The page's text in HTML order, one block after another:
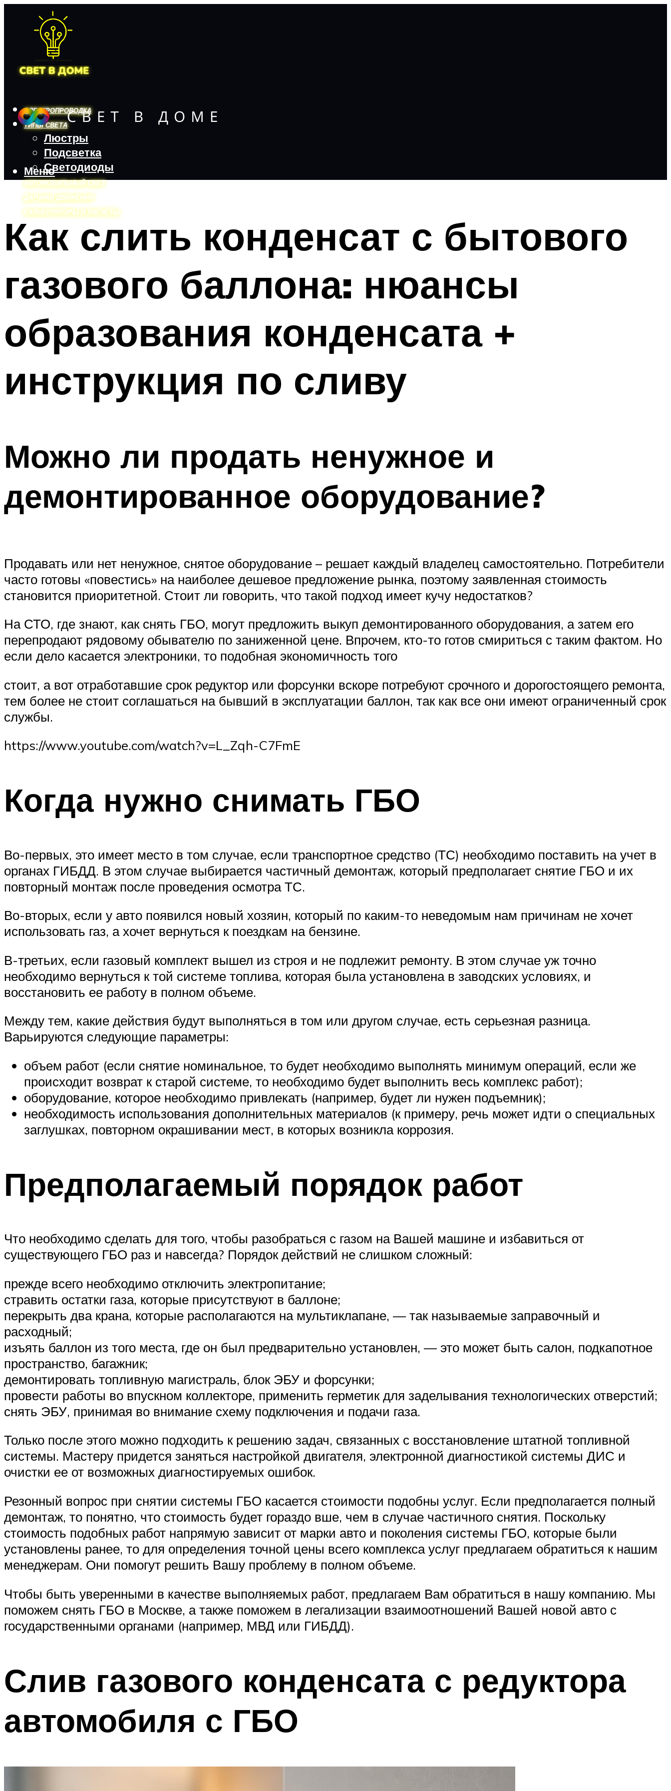
ЭЛЕКТРОПРОВОДКА
ТИПЫ СВЕТА
Люстры
Подсветка
Светодиоды
АВТОМОБИЛЬНЫЙ СВЕТ
ДАТЧИКИ ДВИЖЕНИЯ
КАЛЬКУЛЯТОРЫ И РАСЧЕТЫ
Меню
Меню
Как слить конденсат с бытового
газового баллона: нюансы
образования конденсата +
инструкция по сливу
Можно ли продать ненужное и
демонтированное оборудование?
Продавать или нет ненужное, снятое оборудование – решает каждый владелец самостоятельно. Потребители
часто готовы «повестись» на наиболее дешевое предложение рынка, поэтому заявленная стоимость
становится приоритетной. Стоит ли говорить, что такой подход имеет кучу недостатков?
На СТО, где знают, как снять ГБО, могут предложить выкуп демонтированного оборудования, а затем его
перепродают рядовому обывателю по заниженной цене. Впрочем, кто-то готов смириться с таким фактом. Но
если дело касается электроники, то подобная экономичность того
стоит, а вот отработавшие срок редуктор или форсунки вскоре потребуют срочного и дорогостоящего ремонта,
тем более не стоит соглашаться на бывший в эксплуатации баллон, так как все они имеют ограниченный срок
службы.
https://www.youtube.com/watch?v=L_Zqh-C7FmE
Когда нужно снимать ГБО
Во-первых, это имеет место в том случае, если транспортное средство (ТС) необходимо поставить на учет в
органах ГИБДД. В этом случае выбирается частичный демонтаж, который предполагает снятие ГБО и их
повторный монтаж после проведения осмотра ТС.
Во-вторых, если у авто появился новый хозяин, который по каким-то неведомым нам причинам не хочет
использовать газ, а хочет вернуться к поездкам на бензине.
В-третьих, если газовый комплект вышел из строя и не подлежит ремонту. В этом случае уж точно
необходимо вернуться к той системе топлива, которая была установлена в заводских условиях, и
восстановить ее работу в полном объеме.
Между тем, какие действия будут выполняться в том или другом случае, есть серьезная разница.
Варьируются следующие параметры:
объем работ (если снятие номинальное, то будет необходимо выполнять минимум операций, если же
происходит возврат к старой системе, то необходимо будет выполнить весь комплекс работ);
оборудование, которое необходимо привлекать (например, будет ли нужен подъемник);
необходимость использования дополнительных материалов (к примеру, речь может идти о специальных
заглушках, повторном окрашивании мест, в которых возникла коррозия.
Предполагаемый порядок работ
Что необходимо сделать для того, чтобы разобраться с газом на Вашей машине и избавиться от
существующего ГБО раз и навсегда? Порядок действий не слишком сложный:
прежде всего необходимо отключить электропитание;
стравить остатки газа, которые присутствуют в баллоне;
перекрыть два крана, которые располагаются на мультиклапане, — так называемые заправочный и
расходный;
изъять баллон из того места, где он был предварительно установлен, — это может быть салон, подкапотное
пространство, багажник;
демонтировать топливную магистраль, блок ЭБУ и форсунки;
провести работы во впускном коллекторе, применить герметик для заделывания технологических отверстий;
снять ЭБУ, принимая во внимание схему подключения и подачи газа.
Только после этого можно подходить к решению задач, связанных с восстановление штатной топливной
системы. Мастеру придется заняться настройкой двигателя, электронной диагностикой системы ДИС и
очистки ее от возможных диагностируемых ошибок.
Резонный вопрос при снятии системы ГБО касается стоимости подобны услуг. Если предполагается полный
демонтаж, то понятно, что стоимость будет гораздо вше, чем в случае частичного снятия. Поскольку
стоимость подобных работ напрямую зависит от марки авто и поколения системы ГБО, которые были
установлены ранее, то для определения точной цены всего комплекса услуг предлагаем обратиться к нашим
менеджерам. Они помогут решить Вашу проблему в полном объеме.
Чтобы быть уверенными в качестве выполняемых работ, предлагаем Вам обратиться в нашу компанию. Мы
поможем снять ГБО в Москве, а также поможем в легализации взаимоотношений Вашей новой авто с
государственными органами (например, МВД или ГИБДД).
Слив газового конденсата с редуктора
автомобиля с ГБО